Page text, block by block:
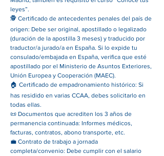
leyes”.
🕵️ Certificado de antecedentes penales del país de
origen: Debe ser original, apostillado o legalizado
(duración de la apostilla 3 meses) y traducido por
traductor/a jurado/a en España. Si lo expide tu
consulado/embajada en España, verifica que esté
apostillado por el Ministerio de Asuntos Exteriores,
Unión Europea y Cooperación (MAEC).
🏠 Certificado de empadronamiento histórico: Si
has residido en varias CCAA, debes solicitarlo en
todas ellas.
📜 Documentos que acrediten los 3 años de
permanencia continuada: Informes médicos,
facturas, contratos, abono transporte, etc.
💼 Contrato de trabajo a jornada
completa/convenio: Debe cumplir con el salario